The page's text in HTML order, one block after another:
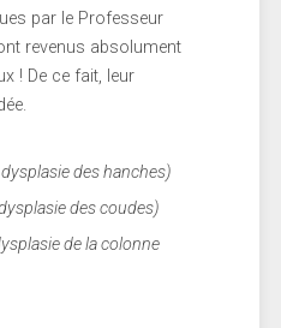
par le Professeur
revenus absolument
! De ce fait, leur
des hanches)
des coudes)
de la colonne